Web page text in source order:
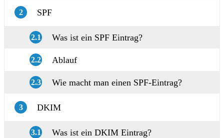
2 SPF
2.1 Was ist ein SPF Eintrag?
2.2 Ablauf
2.3 Wie macht man einen SPF-Eintrag?
3 DKIM
3.1 Was ist ein DKIM Eintrag?